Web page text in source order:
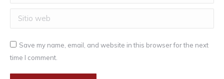
Sitio web
Save my name, email, and website in this browser for the next
time I comment.